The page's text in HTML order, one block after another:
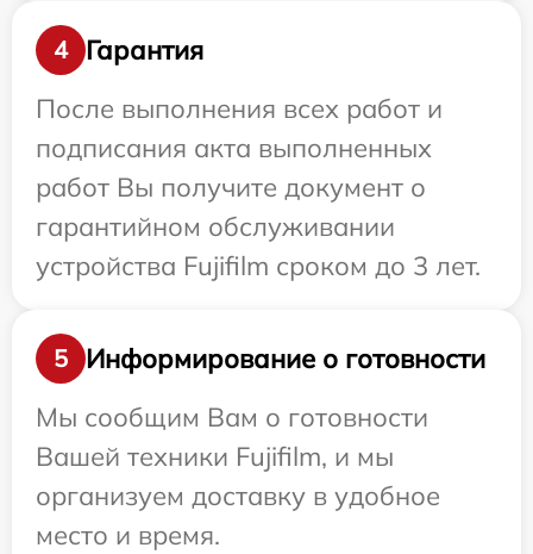
4
Гарантия
После выполнения всех работ и
подписания акта выполненных
работ Вы получите документ о
гарантийном обслуживании
устройства Fujifilm сроком до 3 лет.
5
Информирование о готовности
Мы сообщим Вам о готовности
Вашей техники Fujifilm, и мы
организуем доставку в удобное
место и время.